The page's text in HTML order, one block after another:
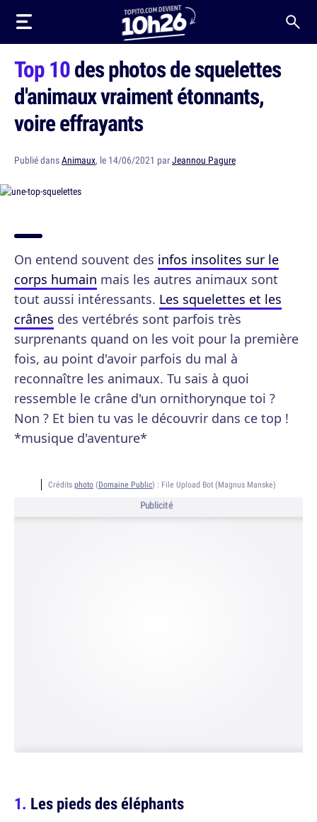
Top 10des photos de squelettes
d'animaux vraiment étonnants,
voire effrayants
Publié dansAnimaux, le 14/06/2021 parJeannou Pagure
On entend souvent des infos insolites sur le
corps humain mais les autres animaux sont
tout aussi intéressants. Les squelettes et les
crânes des vertébrés sont parfois très
surprenants quand on les voit pour la première
fois, au point d'avoir parfois du mal à
reconnaître les animaux. Tu sais à quoi
ressemble le crâne d'un ornithorynque toi ?
Non ? Et bien tu vas le découvrir dans ce top !
*musique d'aventure*
Crédits photo (Domaine Public) : File Upload Bot (Magnus Manske)
Publicité
Les pieds des éléphants